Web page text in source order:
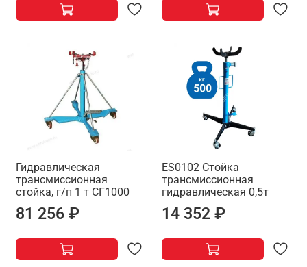
Гидравлическая
трансмиссионная
стойка, г/п 1 т СГ1000
81 256 ₽
ES0102 Стойка
трансмиссионная
гидравлическая 0,5т
14 352 ₽